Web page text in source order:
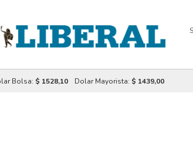
Bolsa: $ 1528,10 Dolar Mayorista: $ 1439,00